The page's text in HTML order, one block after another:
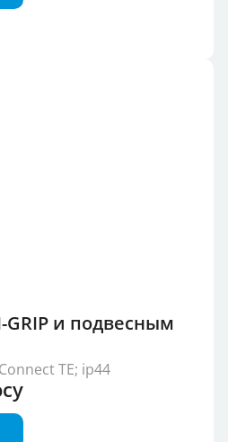
GRIP и подвесным
TE; ip44